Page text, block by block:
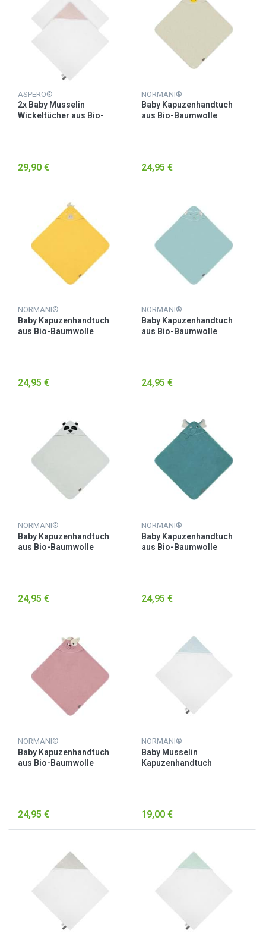
ASPERO®
2x Baby Musselin
Wickeltücher aus Bio-
29,90 €
NORMANI®
Baby Kapuzenhandtuch
aus Bio-Baumwolle
24,95 €
NORMANI®
Baby Kapuzenhandtuch
aus Bio-Baumwolle
24,95 €
NORMANI®
Baby Kapuzenhandtuch
aus Bio-Baumwolle
24,95 €
NORMANI®
Baby Kapuzenhandtuch
aus Bio-Baumwolle
24,95 €
NORMANI®
Baby Kapuzenhandtuch
aus Bio-Baumwolle
24,95 €
NORMANI®
Baby Kapuzenhandtuch
aus Bio-Baumwolle
24,95 €
NORMANI®
Baby Musselin
Kapuzenhandtuch
19,00 €